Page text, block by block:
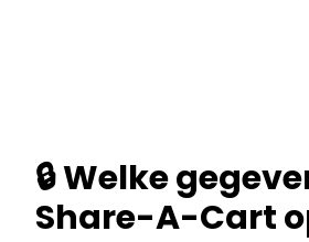
🔒 Welke
Share-A-Cart